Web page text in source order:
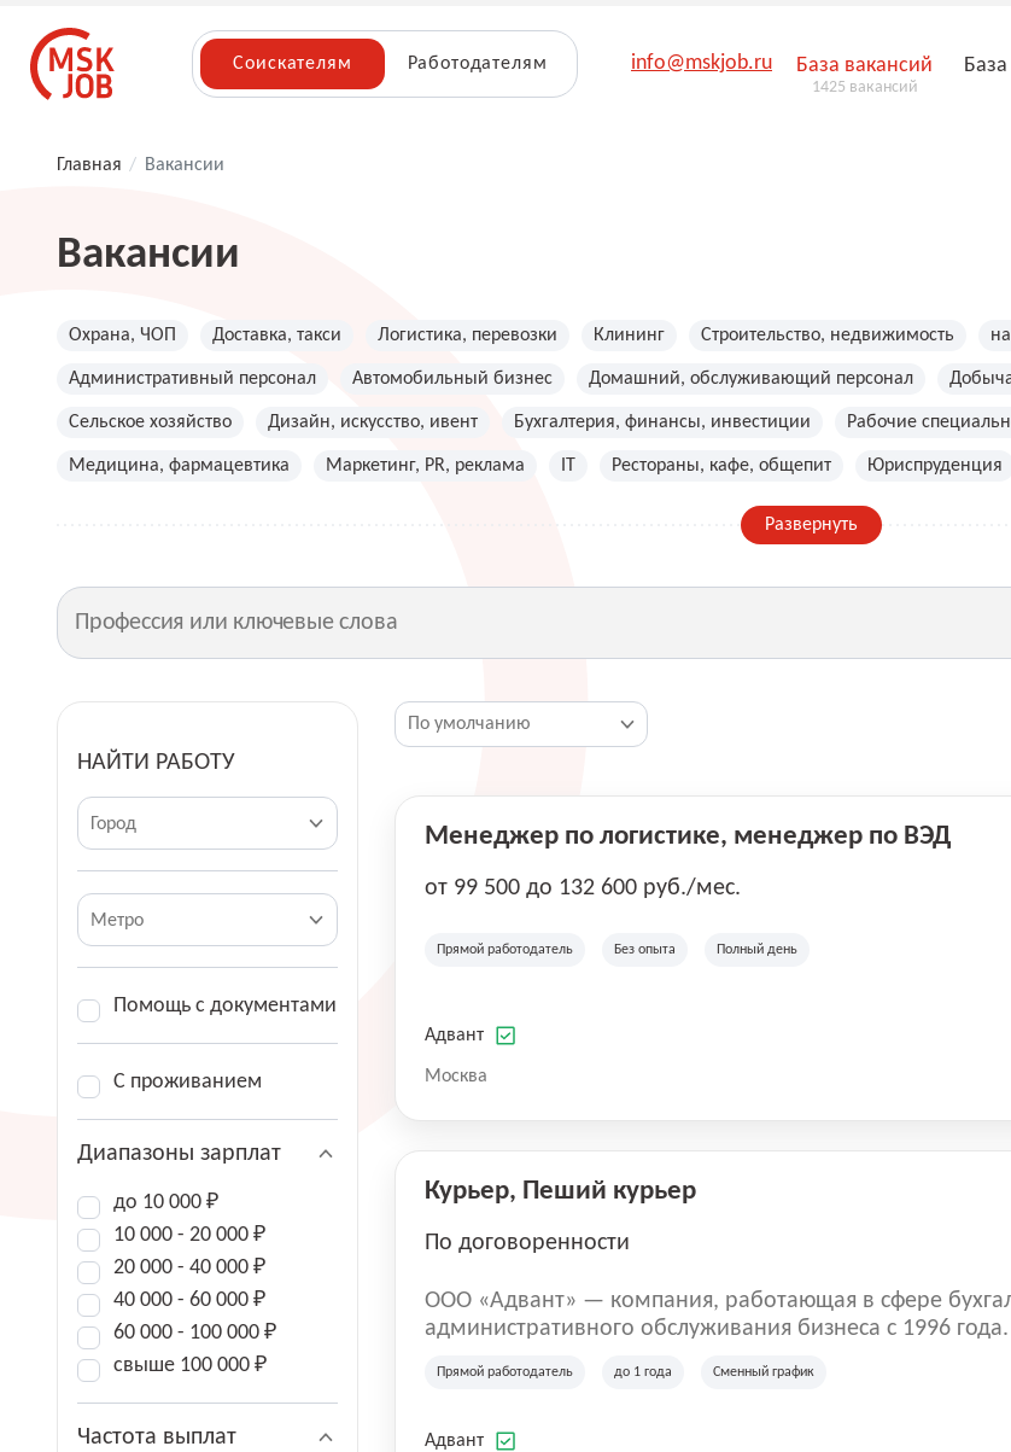
Соискателям Работодателям info@mskjob.ru База вакансий
1425 вакансий
Главная / Вакансии
Вакансии
Охрана, ЧОП Доставка, такси Логистика, перевозки Клининг Строительство, недвижимость
Административный персонал Автомобильный бизнес Домашний, обслуживающий персонал
Сельское хозяйство Дизайн, искусство, ивент Бухгалтерия, финансы, инвестиции Рабочие
Медицина, фармацевтика Маркетинг, PR, реклама Рестораны, кафе, общепит Юриспруденция
Развернуть
НАЙТИ РАБОТУ
Город
Метро
Помощь с документами
С проживанием
Диапазоны зарплат
до 10 000 ₽
10 000 - 20 000 ₽
20 000 - 40 000 ₽
40 000 - 60 000 ₽
60 000 - 100 000 ₽
свыше 100 000 ₽
Частота выплат
Менеджер по логистике, менеджер по ВЭД
от 99 500 до 132 600 руб./мес.
Прямой работодатель Без опыта Полный день
Адвант
Москва
Курьер, Пеший курьер
По договоренности
ООО «Адвант» — компания, работающая в сфере
административного обслуживания бизнеса с 1996
юридических лиц и коммерческих организаций.
Прямой работодатель до 1 года Сменный график
Адвант